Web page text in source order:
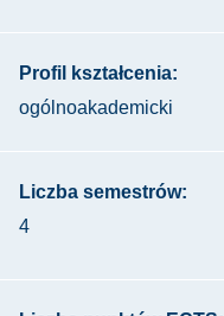
Profil kształcenia:
ogólnoakademicki
Liczba semestrów:
4